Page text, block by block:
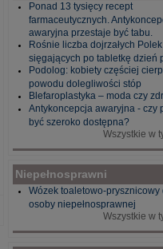
Ponad 13 tysięcy recept
farmaceutycznych.
awaryjna przestaje być tabu.
Rośnie liczba dojrzałych Polek
sięgających po tabletkę dzień
Podolog: kobiety częściej
powodu dolegliwości stóp
Blefaroplastyka – moda czy
Antykoncepcja awaryjna - czy
być szeroko dostępna?
Wszystkie w
Niepełnosprawni
Wózek toaletowo-prysznicowy
osoby niepełnosprawnej
Wszystkie w